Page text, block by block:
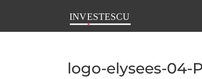
logo-elysees-04-